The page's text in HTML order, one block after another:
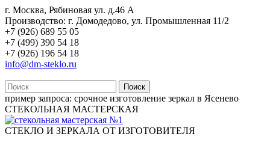
г. Москва, Рябиновая ул. д.46 А
Производство: г. Домодедово, ул. Промышленная 11/2
+7 (926) 689 55 05
+7 (499) 390 54 18
+7 (926) 196 54 18
info@dm-steklo.ru
Поиск
пример запроса: срочное изготовление зеркал в Ясенево
СТЕКОЛЬНАЯ МАСТЕРСКАЯ
СТЕКЛО И ЗЕРКАЛА ОТ ИЗГОТОВИТЕЛЯ